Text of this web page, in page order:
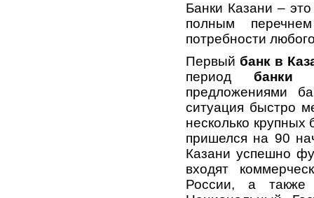
Банки Казани –
полным
потребности
Первый банк в
периодбанки
предложениями
ситуация быстро
несколько крупных
пришелся на 90
Казани успешно
входят
России, а также